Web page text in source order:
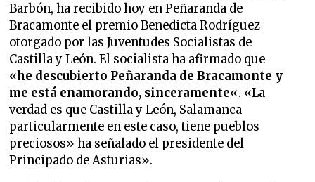
Barbón, ha recibido hoy en Peñaranda de
Bracamonte el premio Benedicta Rodríguez
otorgado por las Juventudes Socialistas de
Castilla y León. El socialista ha afirmado que
«he descubierto Peñaranda de Bracamonte y
me está enamorando, sinceramente«. «La
verdad es que Castilla y León, Salamanca
particularmente en este caso, tiene pueblos
preciosos» ha señalado el presidente del
Principado de Asturias».